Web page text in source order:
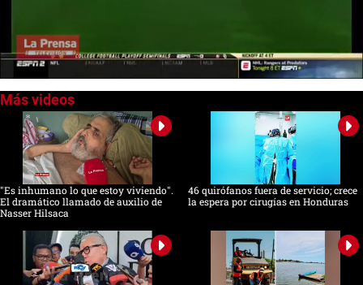
seconds
seconds
"Es inhumano lo que estoy viviendo".
El dramático llamado de auxilio de
Nasser Hilsaca
46 quirófanos fuera de servicio; crece
la espera por cirugías en Honduras